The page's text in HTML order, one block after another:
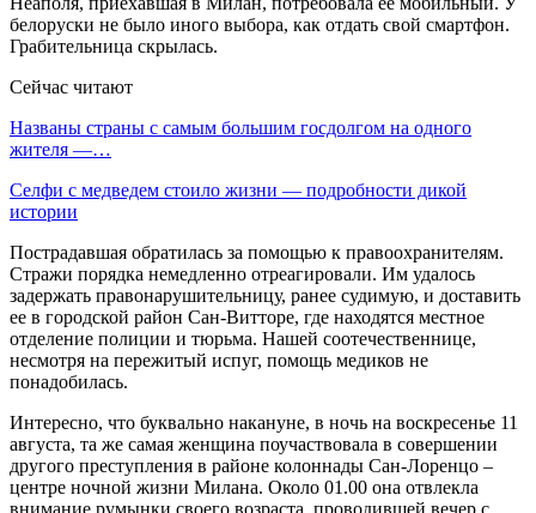
белоруски не было иного выбора, как отдать свой смартфон.
Грабительница скрылась.
Сейчас читают
Названы страны с самым большим госдолгом на одного
жителя —…
Селфи с медведем стоило жизни — подробности дикой
истории
Пострадавшая обратилась за помощью к правоохранителям.
Стражи порядка немедленно отреагировали. Им удалось
задержать правонарушительницу, ранее судимую, и доставить
ее в городской район Сан-Витторе, где находятся местное
отделение полиции и тюрьма. Нашей соотечественнице,
несмотря на пережитый испуг, помощь медиков не
понадобилась.
Интересно, что буквально накануне, в ночь на воскресенье 11
августа, та же самая женщина поучаствовала в совершении
другого преступления в районе колоннады Сан-Лоренцо –
центре ночной жизни Милана. Около 01.00 она отвлекла
внимание румынки своего возраста, проводившей вечер с